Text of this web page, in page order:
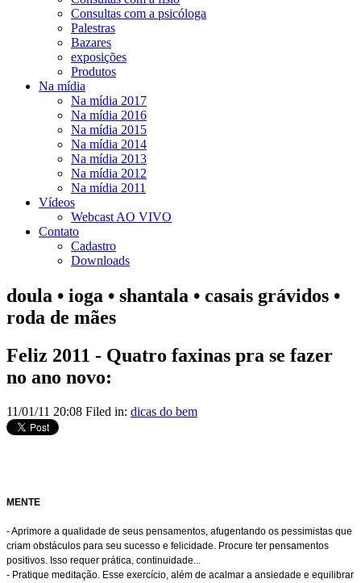
Consultas com a psicóloga
Palestras
Bazares
exposições
Produtos
Na mídia
Na mídia 2017
Na mídia 2016
Na mídia 2015
Na mídia 2014
Na mídia 2013
Na mídia 2012
Na mídia 2011
Vídeos
Webcast AO VIVO
Contato
Cadastro
Downloads
doula • ioga • shantala • casais grávidos •
roda de mães
Feliz 2011 - Quatro faxinas pra se fazer
no ano novo:
11/01/11 20:08 Filed in: dicas do bem
MENTE
- Aprimore a qualidade de seus pensamentos, afugentando os pessimistas que
criam obstáculos para seu sucesso e felicidade. Procure ter pensamentos
positivos. Isso requer prática, continuidade...
- Pratique meditação. Esse exercício, além de acalmar a ansiedade e equilibrar